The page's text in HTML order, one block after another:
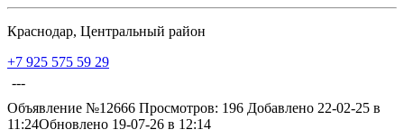
Краснодар, Центральный район
+7 925 575 59 29
---
Объявление №12666 Просмотров: 196 Добавлено 22-02-25 в
11:24Обновлено 19-07-26 в 12:14